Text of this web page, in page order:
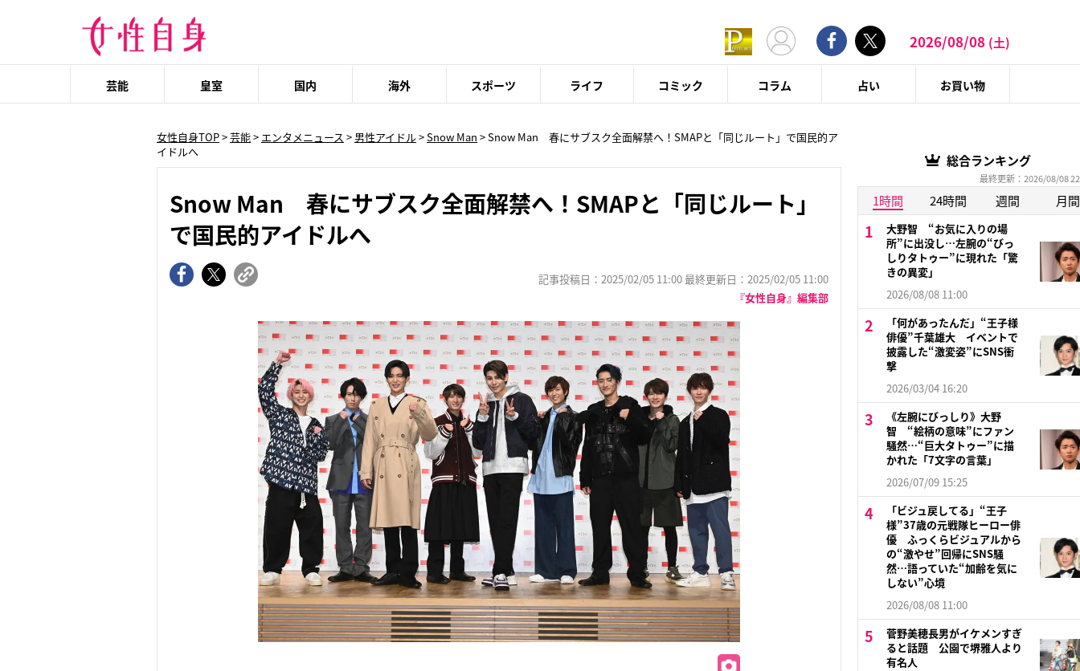
2026/08/08 (土)
芸能 皇室 国内 海外 スポーツ ライフ コミック コラム 占い お買い物
女性自身TOP>芸能> エンタメニュース > 男性アイドル>Snow Man > Snow Man 春にサブスク全面解禁へ！SMAPと「同じルート」で国民的ア
イドルへ
Snow Man 春にサブスク全面解禁へ！SMAPと「同じルート」
で国民的アイドルへ
記事投稿日：2025/02/05 11:00 最終更新日：2025/02/05 11:00
『女性自身』編集部
総合ランキング
最終更新：2026/08/08
1時間 24時間 週間 月間
大野智 “お気に入りの場
所”に出没し…左腕の“びっ
しりタトゥー”に現れた「驚
きの異変」
2026/08/08 11:00
「何があったんだ」“王子様
俳優”千葉雄大 イベントで
披露した“激変姿”にSNS衝
撃
2026/03/04 16:20
《左腕にびっしり》大野
智 “絵柄の意味”にファン
騒然…“巨大タトゥー”に描
かれた「7文字の言葉」
2026/07/09 15:25
「ビジュ戻してる」“王子
様”37歳の元戦隊ヒーロー俳
優 ふっくらビジュアルから
の“激やせ”回帰にSNS騒
然…語っていた“加齢を気に
しない”心境
2026/08/08 11:00
菅野美穂長男がイケメンすぎ
ると話題 公園で堺雅人より
有名人